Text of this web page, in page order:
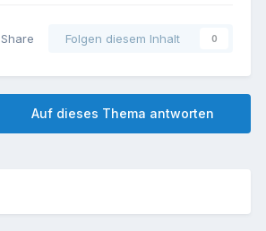
Share Folgen diesem Inhalt 0
Auf dieses Thema antworten